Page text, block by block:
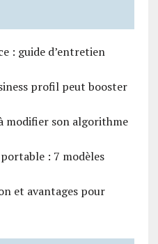
: guide d’entretien
profil peut booster
modifier son algorithme
: 7 modèles
et avantages pour